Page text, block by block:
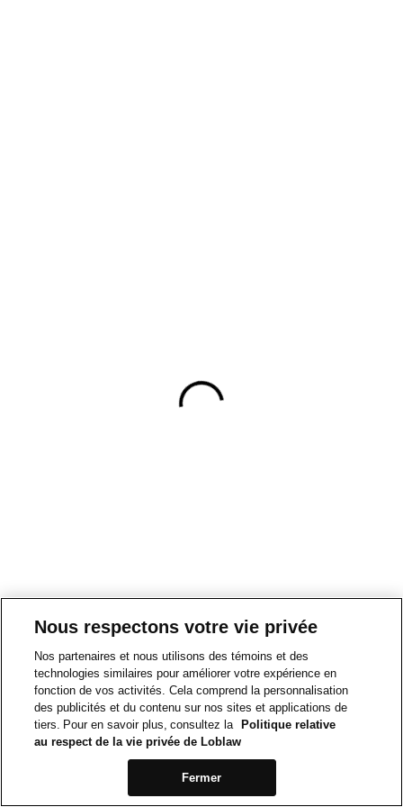
Nous respectons votre vie privée
Nos partenaires et nous utilisons des témoins et des
technologies similaires pour améliorer votre expérience en
fonction de vos activités. Cela comprend la personnalisation
des publicités et du contenu sur nos sites et applications de
tiers. Pour en savoir plus, consultez la
Politique relative
au respect de la vie privée de Loblaw
Fermer